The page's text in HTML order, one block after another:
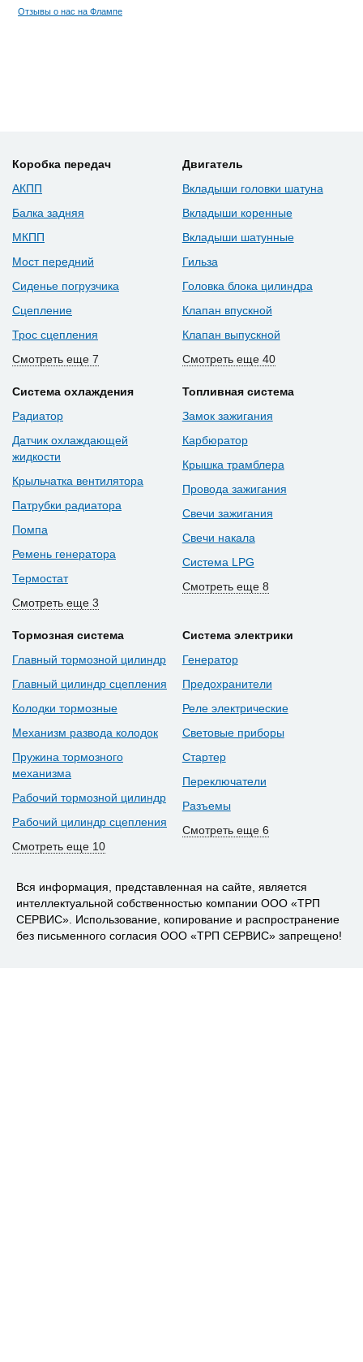
Отзывы о нас на Флампе
Коробка передач
АКПП
Балка задняя
МКПП
Мост передний
Сиденье погрузчика
Сцепление
Трос сцепления
Смотреть еще 7
Двигатель
Вкладыши головки шатуна
Вкладыши коренные
Вкладыши шатунные
Гильза
Головка блока цилиндра
Клапан впускной
Клапан выпускной
Смотреть еще 40
Система охлаждения
Радиатор
Датчик охлаждающей
жидкости
Крыльчатка вентилятора
Патрубки радиатора
Помпа
Ремень генератора
Термостат
Смотреть еще 3
Топливная система
Замок зажигания
Карбюратор
Крышка трамблера
Провода зажигания
Свечи зажигания
Свечи накала
Система LPG
Смотреть еще 8
Тормозная система
Главный тормозной цилиндр
Главный цилиндр сцепления
Колодки тормозные
Механизм развода колодок
Пружина тормозного
механизма
Рабочий тормозной цилиндр
Рабочий цилиндр сцепления
Смотреть еще 10
Система электрики
Генератор
Предохранители
Реле электрические
Световые приборы
Стартер
Переключатели
Разъемы
Смотреть еще 6
Вся информация, представленная на сайте, является
интеллектуальной собственностью компании ООО «ТРП
СЕРВИС». Использование, копирование и распространение
без письменного согласия ООО «ТРП СЕРВИС» запрещено!